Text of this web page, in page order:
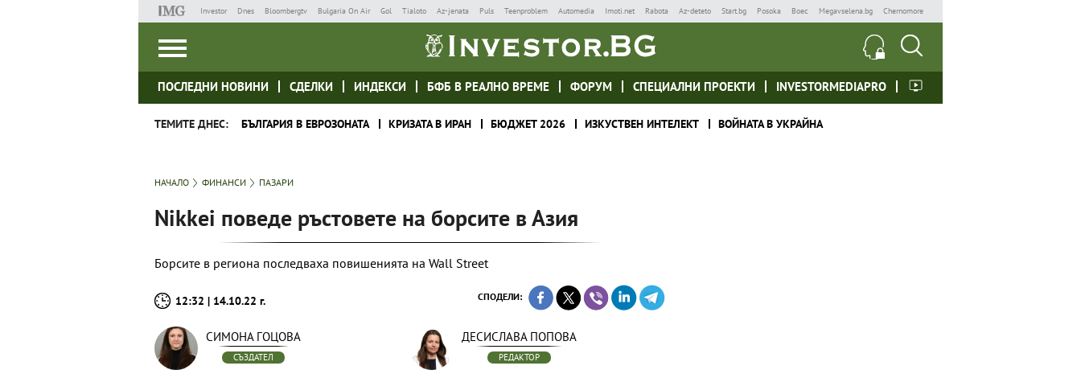
Investor Dnes Bloombergtv Bulgaria On Air Gol Tialoto Az-jenata Puls Teenproblem Automedia Imoti.net Rabota Az-deteto Start.bg Posoka Boec Megavselena.bg Chernomore
ПОСЛЕДНИ НОВИНИ СДЕЛКИ ИНДЕКСИ БФБ В РЕАЛНО ВРЕМЕ ФОРУМ СПЕЦИАЛНИ ПРОЕКТИ INVESTORMEDIAPRO
ТЕМИТЕ ДНЕС: БЪЛГАРИЯ В ЕВРОЗОНАТА КРИЗАТА В ИРАН БЮДЖЕТ 2026 ИЗКУСТВЕН ИНТЕЛЕКТ ВОЙНАТА В УКРАЙНА
НАЧАЛО ФИНАНСИ ПАЗАРИ
Nikkei поведе ръстовете на борсите в Азия
Борсите в региона последваха повишенията на Wall Street
12:32 | 14.10.22 г. СПОДЕЛИ:
СИМОНА ГОЦОВА
СЪЗДАТЕЛ
ДЕСИСЛАВА ПОПОВА
РЕДАКТОР